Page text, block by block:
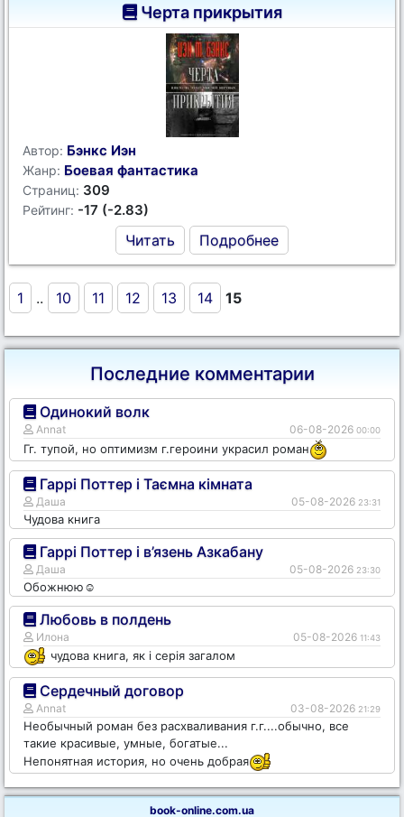
Черта прикрытия
Автор: Бэнкс Иэн
Жанр: Боевая фантастика
Страниц: 309
Рейтинг: -17 (-2.83)
Читать Подробнее
1 .. 10 11 12 13 14 15
Последние комментарии
Одинокий волк
Annat 06-08-2026 00:00
Гг. тупой, но оптимизм г.героини украсил роман
Гаррі Поттер і Таємна кімната
Даша 05-08-2026 23:31
Чудова книга
Гаррі Поттер і в’язень Азкабану
Даша 05-08-2026 23:30
Обожнюю☺️
Любовь в полдень
Илона 05-08-2026 11:43
чудова книга, як і серія загалом
Сердечный договор
Annat 03-08-2026 21:29
Необычный роман без расхваливания г.г....обычно, все
такие красивые, умные, богатые...
Непонятная история, но очень добрая
book-online.com.ua